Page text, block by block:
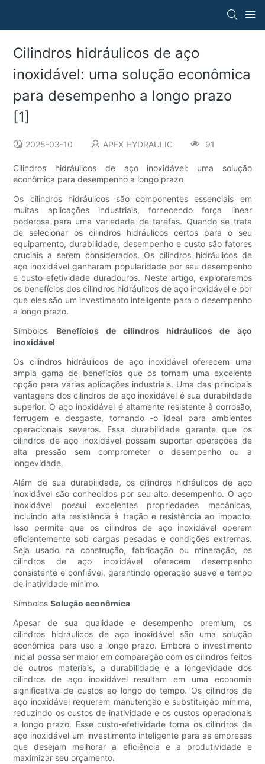
Cilindros hidráulicos de aço
inoxidável: uma solução econômica
para desempenho a longo prazo
[1]
2025-03-10 APEX HYDRAULIC 91
Cilindros hidráulicos de aço inoxidável: uma solução
econômica para desempenho a longo prazo
Os cilindros hidráulicos são componentes essenciais em
muitas aplicações industriais, fornecendo força linear
poderosa para uma variedade de tarefas. Quando se trata
de selecionar os cilindros hidráulicos certos para o seu
equipamento, durabilidade, desempenho e custo são fatores
cruciais a serem considerados. Os cilindros hidráulicos de
aço inoxidável ganharam popularidade por seu desempenho
e custo-efetividade duradouros. Neste artigo, exploraremos
os benefícios dos cilindros hidráulicos de aço inoxidável e por
que eles são um investimento inteligente para o desempenho
a longo prazo.
Símbolos Benefícios de cilindros hidráulicos de aço
inoxidável
Os cilindros hidráulicos de aço inoxidável oferecem uma
ampla gama de benefícios que os tornam uma excelente
opção para várias aplicações industriais. Uma das principais
vantagens dos cilindros de aço inoxidável é sua durabilidade
superior. O aço inoxidável é altamente resistente à corrosão,
ferrugem e desgaste, tornando -o ideal para ambientes
operacionais severos. Essa durabilidade garante que os
cilindros de aço inoxidável possam suportar operações de
alta pressão sem comprometer o desempenho ou a
longevidade.
Além de sua durabilidade, os cilindros hidráulicos de aço
inoxidável são conhecidos por seu alto desempenho. O aço
inoxidável possui excelentes propriedades mecânicas,
incluindo alta resistência à tração e resistência ao impacto.
Isso permite que os cilindros de aço inoxidável operem
eficientemente sob cargas pesadas e condições extremas.
Seja usado na construção, fabricação ou mineração, os
cilindros de aço inoxidável oferecem desempenho
consistente e confiável, garantindo operação suave e tempo
de inatividade mínimo.
SímbolosSolução econômica
Apesar de sua qualidade e desempenho premium, os
cilindros hidráulicos de aço inoxidável são uma solução
econômica para uso a longo prazo. Embora o investimento
inicial possa ser maior em comparação com os cilindros feitos
de outros materiais, a durabilidade e a longevidade dos
cilindros de aço inoxidável resultam em uma economia
significativa de custos ao longo do tempo. Os cilindros de
aço inoxidável requerem manutenção e substituição mínima,
reduzindo os custos de inatividade e os custos operacionais
a longo prazo. Esse custo-efetividade torna os cilindros de
aço inoxidável um investimento inteligente para as empresas
que desejam melhorar a eficiência e a produtividade e
maximizar seu orçamento.